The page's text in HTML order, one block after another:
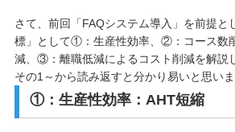
さて、前回「FAQシステム導入」を前提と
標」として①：生産性効率、②：コース数
減、③：離職低減によるコスト削減を解説
その1～から読み返すと分かり易いと思いま
①：生産性効率：AHT短縮